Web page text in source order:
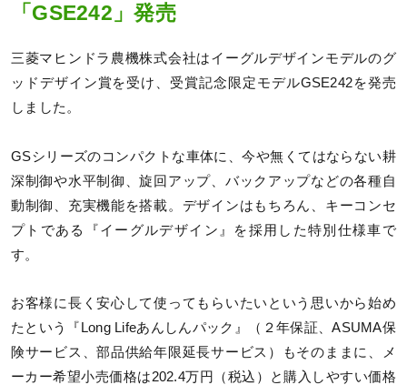
「GSE242」発売
三菱マヒンドラ農機株式会社はイーグルデザインモデルのグ
ッドデザイン賞を受け、受賞記念限定モデルGSE242を発売
しました。
GSシリーズのコンパクトな車体に、今や無くてはならない耕
深制御や水平制御、旋回アップ、バックアップなどの各種自
動制御、充実機能を搭載。デザインはもちろん、キーコンセ
プトである『イーグルデザイン』を採用した特別仕様車で
す。
お客様に長く安心して使ってもらいたいという思いから始め
たという『Long Lifeあんしんパック』（２年保証、ASUMA保
険サービス、部品供給年限延長サービス）もそのままに、メ
ーカー希望小売価格は202.4万円（税込）と購入しやすい価格